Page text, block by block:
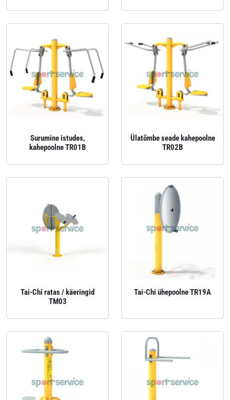
Surumine istudes,
kahepoolne TR01B
Ülatõmbe seade kahepoolne
TR02B
Tai-Chi ratas / käeringid
TM03
Tai-Chi ühepoolne TR19A